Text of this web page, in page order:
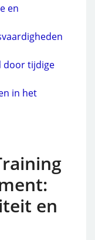
en
door tijdige
in het
en